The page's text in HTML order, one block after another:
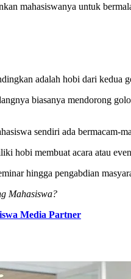
mahasiswanya untuk
adalah hobi dari kedua
biasanya mendorong
sendiri ada
hobi membuat acara atau
hingga pengabdian
Mahasiswa?
Media Partner